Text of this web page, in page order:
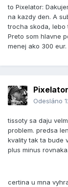
to Pixelator:
na kazdy den. A
trocha skoda, lebo
Preto som hlavne
menej ako 300 eur.
Pixelator
Odesláno
tissoty sa daju
problem. predsa
kvality tak ta bude
plus minus rovnaka.
certina u mna